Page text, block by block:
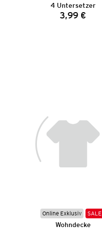
4 Untersetzer
Preis:
3,99 €
Online Exklusiv SALE
Wohndecke